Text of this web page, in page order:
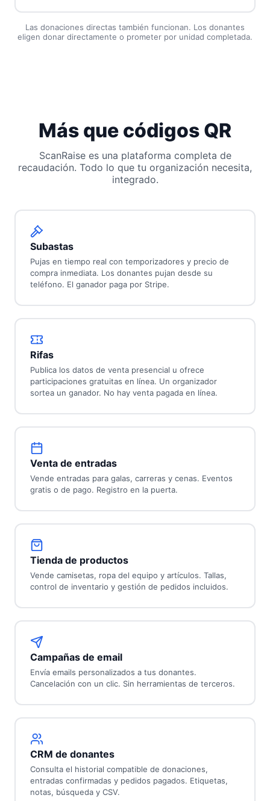
Las donaciones directas también funcionan. Los donantes
eligen donar directamente o prometer por unidad completada.
Más que códigos QR
ScanRaise es una plataforma completa de
recaudación. Todo lo que tu organización necesita,
integrado.
Subastas
Pujas en tiempo real con temporizadores y precio de
compra inmediata. Los donantes pujan desde su
teléfono. El ganador paga por Stripe.
Rifas
Publica los datos de venta presencial u ofrece
participaciones gratuitas en línea. Un organizador
sortea un ganador. No hay venta pagada en línea.
Venta de entradas
Vende entradas para galas, carreras y cenas. Eventos
gratis o de pago. Registro en la puerta.
Tienda de productos
Vende camisetas, ropa del equipo y artículos. Tallas,
control de inventario y gestión de pedidos incluidos.
Campañas de email
Envía emails personalizados a tus donantes.
Cancelación con un clic. Sin herramientas de terceros.
CRM de donantes
Consulta el historial compatible de donaciones,
entradas confirmadas y pedidos pagados. Etiquetas,
notas, búsqueda y CSV.